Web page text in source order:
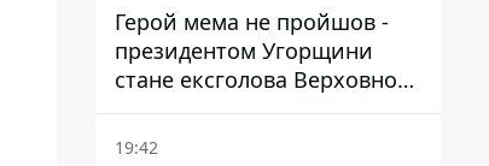
Герой мема не пройшов -
президентом Угорщини
стане ексголова Верховного
Суду, якого критикував
Орбан
19:42